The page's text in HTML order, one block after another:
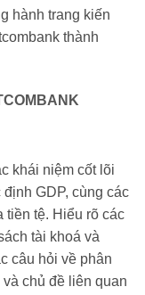
hành trang kiến
thành
khái niệm cốt lõi
GDP, cùng các
tiền tệ. Hiểu rõ các
tài khoá và
câu hỏi về phân
chủ đề liên quan